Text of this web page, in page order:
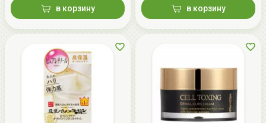
в корзину в корзину